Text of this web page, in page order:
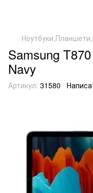
Samsung
Navy
Артикул: 31580